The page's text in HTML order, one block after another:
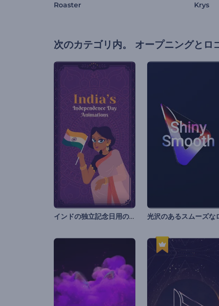
Roaster Krys
次のカテゴリ内。 オープニングとロ
インドの独立記念日用のアニメーション